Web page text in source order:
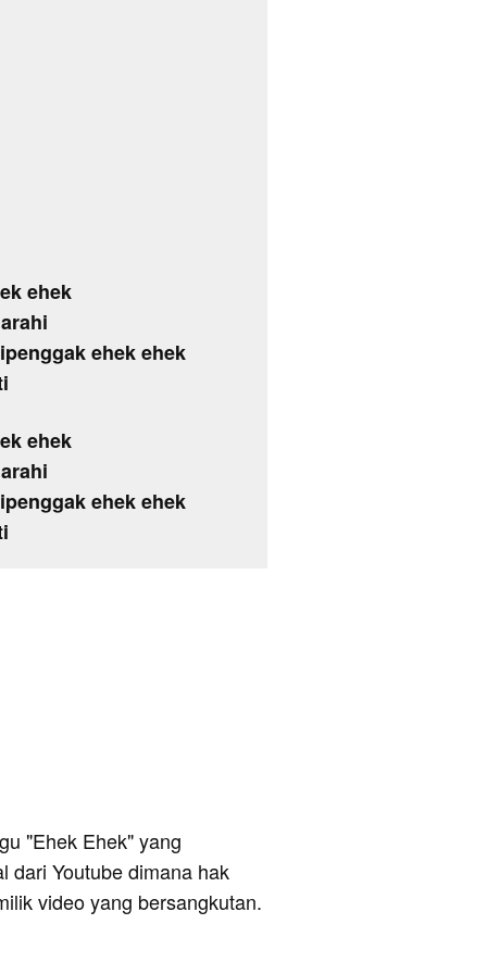
ehek
ehek ehek
ehek
ehek ehek
"Ehek Ehek" yang
dari Youtube dimana hak
video yang bersangkutan.